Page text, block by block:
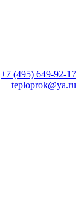
+7 (495) 649-92-17
teploprok@ya.ru